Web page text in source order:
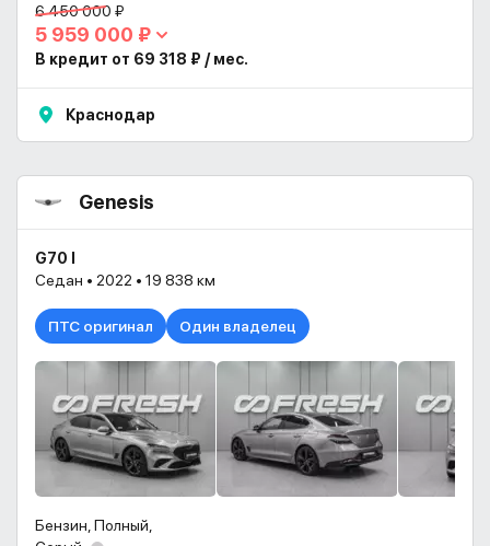
6 450 000 ₽
5 959 000 ₽
В кредит от 69 318 ₽ / мес.
Краснодар
Genesis
G70 I
Седан • 2022 • 19 838 км
ПТС оригинал Один владелец
Бензин, Полный,